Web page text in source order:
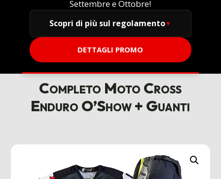
Settembre e Ottobre!
Scopri di più sul regolamento
DETTAGLI PROMO
Completo Moto Cross
Enduro O’Show + Guanti